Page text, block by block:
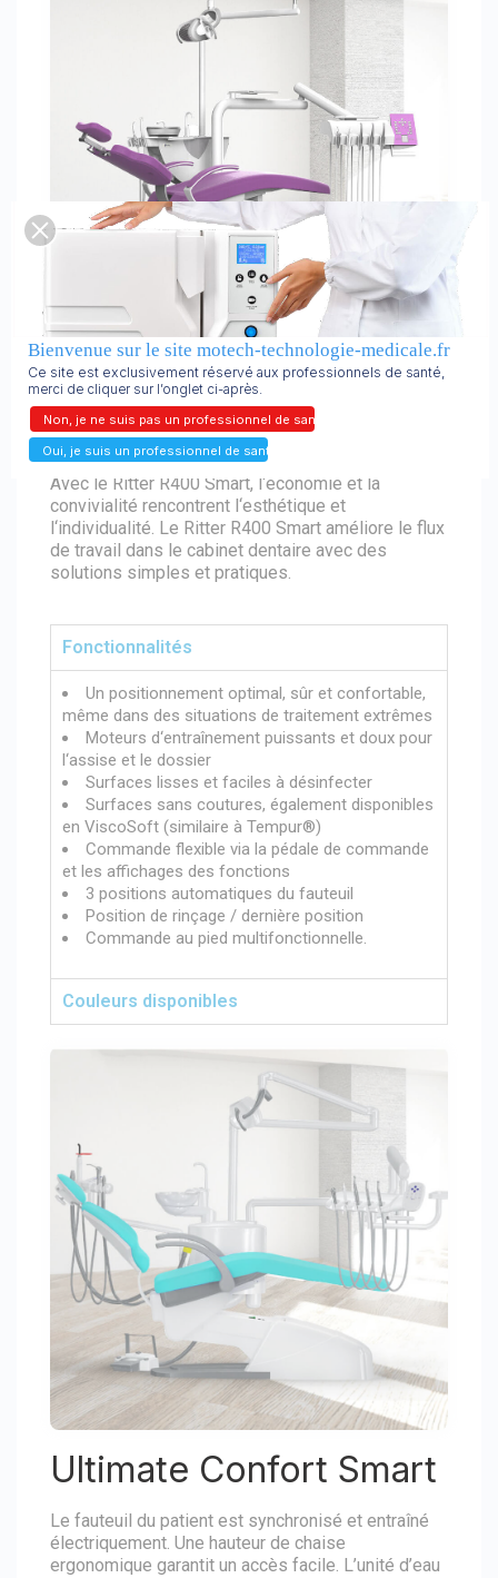
Ritter R400 smart
Il a tout ce dont vous avez vraiment besoin.
Avec le Ritter R400 Smart, l‘économie et la
convivialité rencontrent l‘esthétique et
l‘individualité. Le Ritter R400 Smart améliore le flux
de travail dans le cabinet dentaire avec des
solutions simples et pratiques.
Fonctionnalités
Un positionnement optimal, sûr et confortable,
même dans des situations de traitement extrêmes
Moteurs d‘entraînement puissants et doux pour
l‘assise et le dossier
Surfaces lisses et faciles à désinfecter
Surfaces sans coutures, également disponibles
en ViscoSoft (similaire à Tempur®)
Commande flexible via la pédale de commande
et les affichages des fonctions
3 positions automatiques du fauteuil
Position de rinçage / dernière position
Commande au pied multifonctionnelle.
Couleurs disponibles
Ultimate Confort Smart
Le fauteuil du patient est synchronisé et entraîné
électriquement. Une hauteur de chaise
ergonomique garantit un accès facile. L’unité d’eau
Oui, je suis un professionnel de santé.
Non, je ne suis pas un professionnel de santé.
merci de cliquer sur l’onglet ci-après.
Ce site est exclusivement réservé aux professionnels de santé,
Bienvenue sur le site motech-technologie-medicale.fr